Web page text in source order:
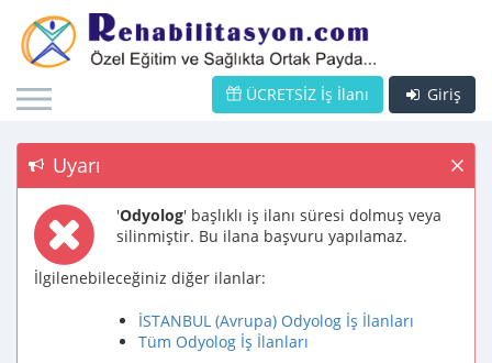
Giriş
ÜCRETSİZ İş İlanı
Uyarı
'Odyolog' başlıklı iş ilanı süresi dolmuş veya
silinmiştir. Bu ilana başvuru yapılamaz.
İlgilenebileceğiniz diğer ilanlar:
İSTANBUL (Avrupa) Odyolog İş İlanları
Tüm Odyolog İş İlanları